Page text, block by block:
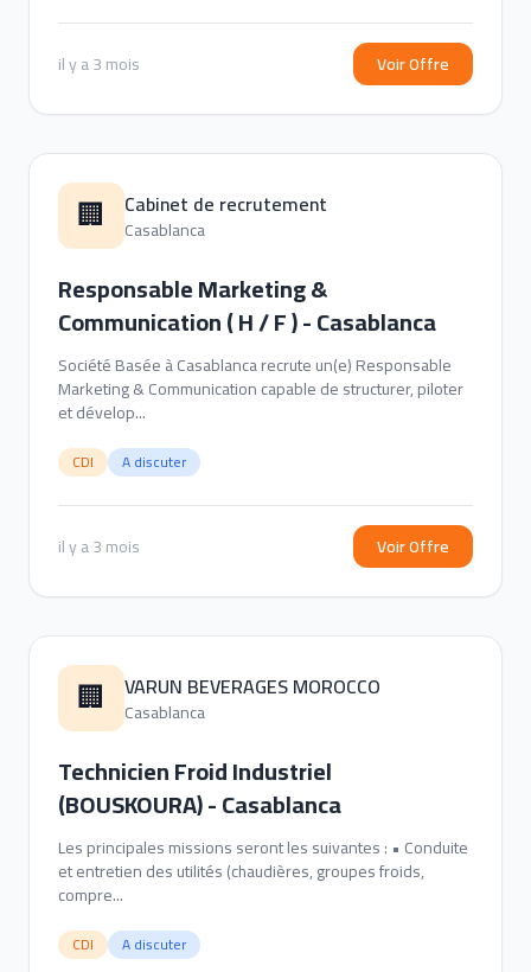
il y a 3 mois Voir Offre
🏢 Cabinet de recrutement
Casablanca
Responsable Marketing &
Communication ( H / F ) - Casablanca
Société Basée à Casablanca recrute un(e) Responsable
Marketing & Communication capable de structurer, piloter
et dévelop...
CDI A discuter
il y a 3 mois Voir Offre
🏢 VARUN BEVERAGES MOROCCO
Casablanca
Technicien Froid Industriel
(BOUSKOURA) - Casablanca
Les principales missions seront les suivantes : • Conduite
et entretien des utilités (chaudières, groupes froids,
compre...
CDI A discuter